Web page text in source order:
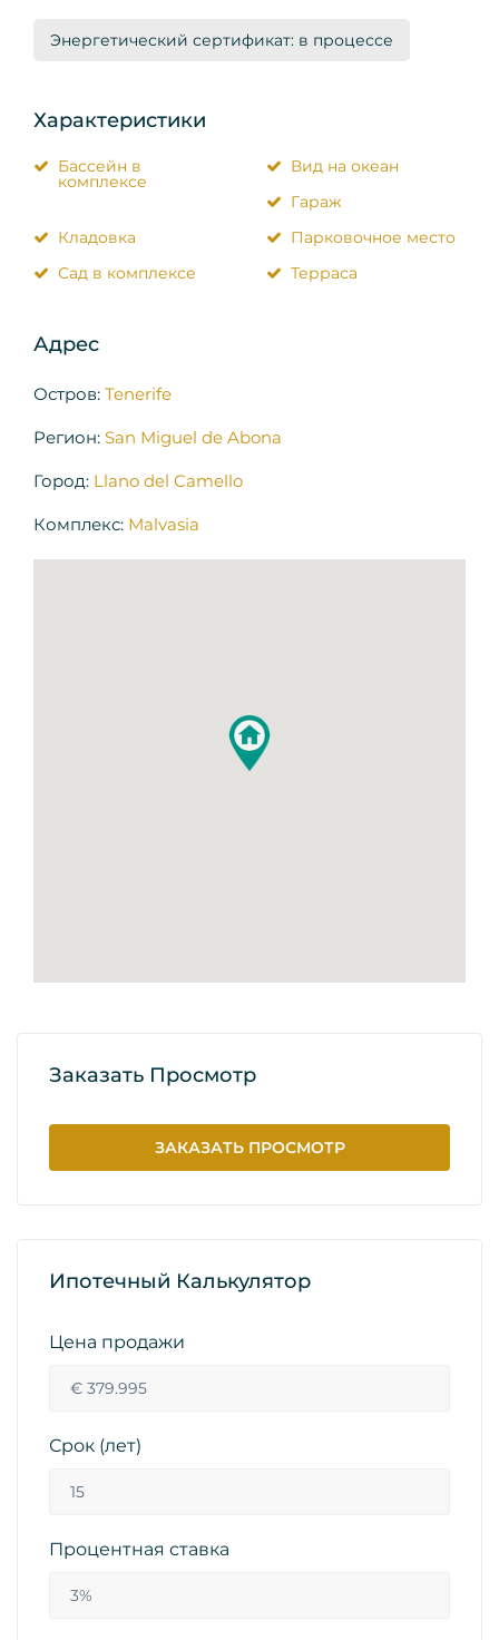
Энергетический сертификат: в процессе
Характеристики
Бассейн в
комплексе
Вид на океан
Гараж
Кладовка
Парковочное место
Сад в комплексе
Терраса
Адрес
Остров: Tenerife
Регион: San Miguel de Abona
Город: Llano del Camello
Комплекс: Malvasia
Заказать Просмотр
ЗАКАЗАТЬ ПРОСМОТР
Ипотечный Калькулятор
Цена продажи
Срок (лет)
Процентная ставка